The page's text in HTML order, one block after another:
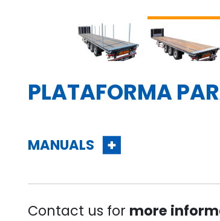
PLATAFORMA
MANUALS
Contact us for more